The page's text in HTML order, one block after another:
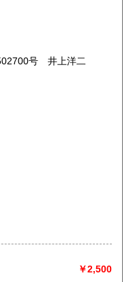
根県 300円
分県 300円
300円
号 井上洋二
絵葉書、鳥瞰図、近代
￥2,500